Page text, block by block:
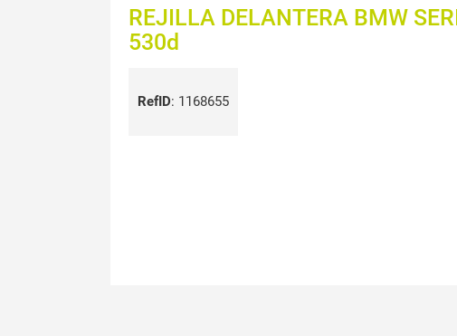
REJILLA DELANTERA BMW
530d
RefID: 1168655